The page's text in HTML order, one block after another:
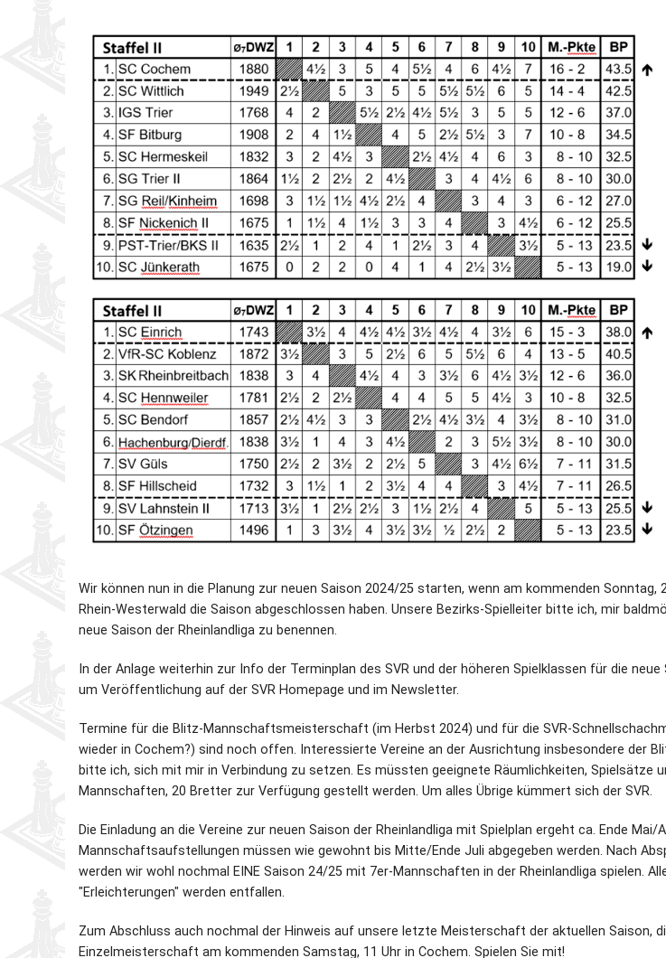
Wir können nun in die Planung zur neuen Saison 2024/25 starten, wenn am kommenden Sonntag,
Rhein-Westerwald die Saison abgeschlossen haben. Unsere Bezirks-Spielleiter bitte ich, mir
neue Saison der Rheinlandliga zu benennen.
In der Anlage weiterhin zur Info der Terminplan des SVR und der höheren Spielklassen für die
um Veröffentlichung auf der SVR Homepage und im Newsletter.
Termine für die Blitz-Mannschaftsmeisterschaft (im Herbst 2024) und für die SVR-
wieder in Cochem?) sind noch offen. Interessierte Vereine an der Ausrichtung insbesondere der
bitte ich, sich mit mir in Verbindung zu setzen. Es müssten geeignete Räumlichkeiten, Spielsätze
Mannschaften, 20 Bretter zur Verfügung gestellt werden. Um alles Übrige kümmert sich der SVR.
Die Einladung an die Vereine zur neuen Saison der Rheinlandliga mit Spielplan ergeht ca. Ende Mai/
Mannschaftsaufstellungen müssen wie gewohnt bis Mitte/Ende Juli abgegeben werden. Nach
werden wir wohl nochmal EINE Saison 24/25 mit 7er-Mannschaften in der Rheinlandliga spielen.
"Erleichterungen" werden entfallen.
Zum Abschluss auch nochmal der Hinweis auf unsere letzte Meisterschaft der aktuellen Saison,
Einzelmeisterschaft am kommenden Samstag, 11 Uhr in Cochem. Spielen Sie mit!